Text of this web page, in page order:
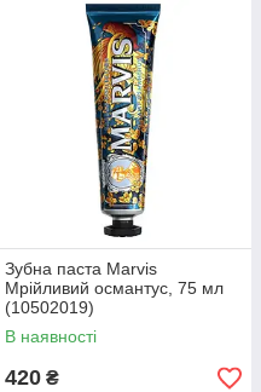
Зубна паста Marvis
Мрійливий османтус, 75 мл
(10502019)
В наявності
420 ₴